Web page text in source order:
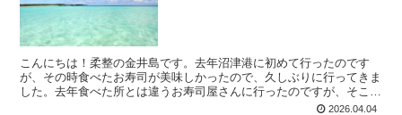
こんにちは！柔整の金井島です。去年沼津港に初めて行ったのです
が、その時食べたお寿司が美味しかったので、久しぶりに行ってきま
した。去年食べた所とは違うお寿司屋さんに行ったのですが、そこも
凄く美味しくて遠くても来て良かったなと思いました！また、...
2026.04.04